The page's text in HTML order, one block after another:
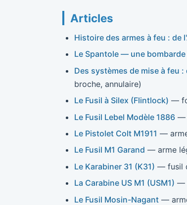
Articles
Histoire des armes à feu : de
Le Spantole — une
Des systèmes de mise à feu
broche, annulaire)
Le Fusil à Silex (Flintlock) —
Le Fusil Lebel Modèle 1886 —
Le Pistolet Colt M1911 —
Le Fusil M1 Garand — arme
Le Karabiner 31 (K31) — fusil
La Carabine US M1 (USM1) —
Le Fusil Mosin-Nagant —